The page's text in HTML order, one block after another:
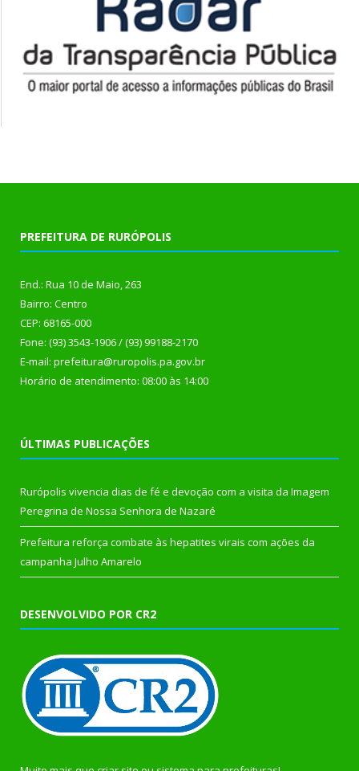
PREFEITURA DE RURÓPOLIS
End.: Rua 10 de Maio, 263
Bairro: Centro
CEP: 68165-000
Fone: (93) 3543-1906 / (93) 99188-2170
E-mail: prefeitura@ruropolis.pa.gov.br
Horário de atendimento: 08:00 às 14:00
ÚLTIMAS PUBLICAÇÕES
Rurópolis vivencia dias de fé e devoção com a visita da Imagem
Peregrina de Nossa Senhora de Nazaré
Prefeitura reforça combate às hepatites virais com ações da
campanha Julho Amarelo
DESENVOLVIDO POR CR2